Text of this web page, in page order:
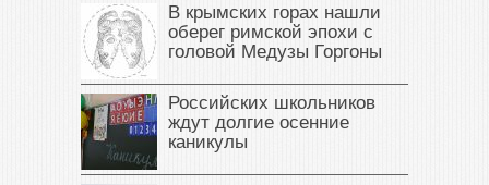
В крымских горах нашли
оберег римской эпохи с
головой Медузы Горгоны
Российских школьников
ждут долгие осенние
каникулы